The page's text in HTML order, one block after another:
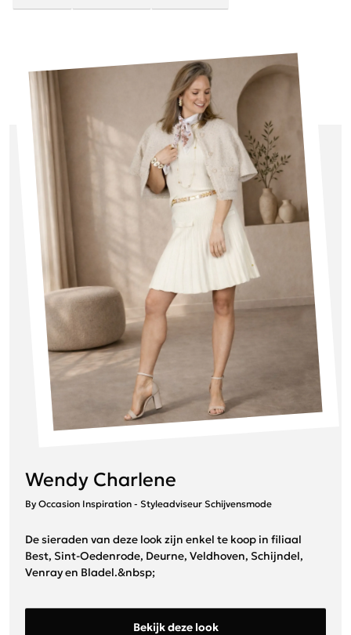
Wendy Charlene
By Occasion Inspiration - Styleadviseur Schijvensmode
De sieraden van deze look zijn enkel te koop in filiaal
Best, Sint-Oedenrode, Deurne, Veldhoven, Schijndel,
Venray en Bladel.&nbsp;
Bekijk deze look